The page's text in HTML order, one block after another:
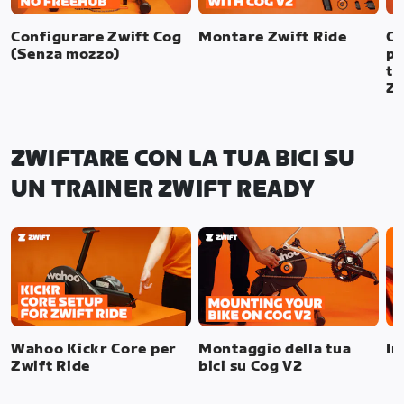
Configurare Zwift Cog
(Senza mozzo)
Montare Zwift Ride
ZWIFTARE CON LA TUA BICI SU
UN TRAINER ZWIFT READY
Wahoo Kickr Core per
Zwift Ride
Montaggio della tua
bici su Cog V2